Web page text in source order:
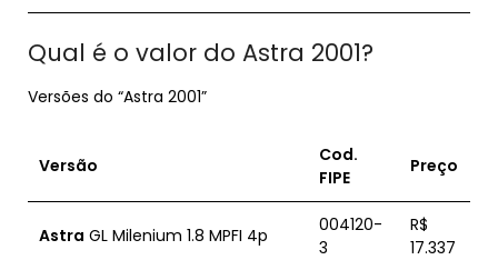
Qual é o valor do Astra 2001?
Versões do “Astra 2001”
Versão
Cod.
FIPE
Preço
Astra GL Milenium 1.8 MPFI 4p
004120-
3
R$
17.337